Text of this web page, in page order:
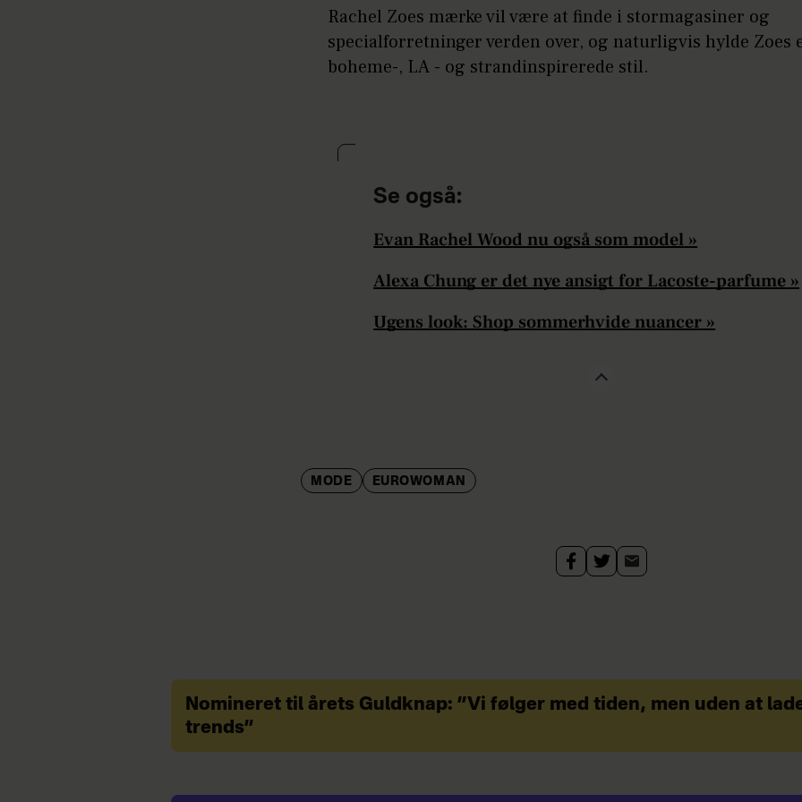
Rachel Zoes mærke vil være at finde i stormagasiner og
specialforretninger verden over, og naturligvis hylde Zoes
boheme-, LA - og strandinspirerede stil.
Se også:
Evan Rachel Wood nu også som model »
Alexa Chung er det nye ansigt for Lacoste-parfume »
Ugens look: Shop sommerhvide nuancer »
MODE EUROWOMAN
Nomineret til årets Guldknap: ”Vi følger med tiden, men uden at
trends”